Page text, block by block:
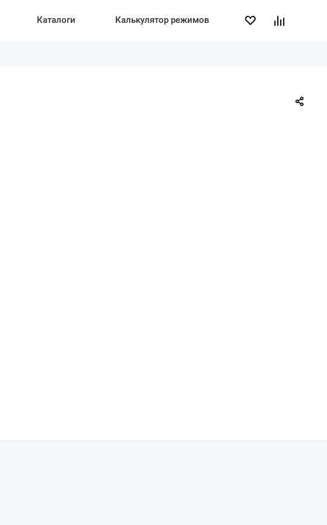
Каталоги Калькулятор режимов